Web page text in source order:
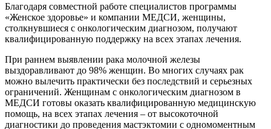
Благодаря совместной работе специалистов программы
«Женское здоровье» и компании МЕДСИ, женщины,
столкнувшиеся с онкологическим диагнозом, получают
квалифицированную поддержку на всех этапах лечения.
При раннем выявлении рака молочной железы
выздоравливают до 98% женщин. Во многих случаях рак
можно вылечить практически без последствий и серьезных
ограничений. Женщинам с онкологическим диагнозом в
МЕДСИ готовы оказать квалифицированную медицинскую
помощь, на всех этапах лечения – от высокоточной
диагностики до проведения мастэктомии с одномоментным